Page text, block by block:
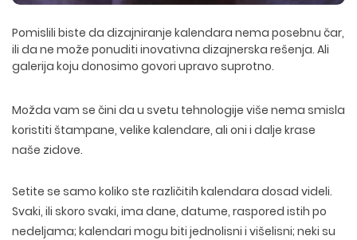
Pomislili biste da dizajniranje kalendara nema posebnu čar,
ili da ne može ponuditi inovativna dizajnerska rešenja. Ali
galerija koju donosimo govori upravo suprotno.
Možda vam se čini da u svetu tehnologije više nema smisla
koristiti štampane, velike kalendare, ali oni i dalje krase
naše zidove.
Setite se samo koliko ste različitih kalendara dosad videli.
Svaki, ili skoro svaki, ima dane, datume, raspored istih po
nedeljama; kalendari mogu biti jednolisni i višelisni; neki su